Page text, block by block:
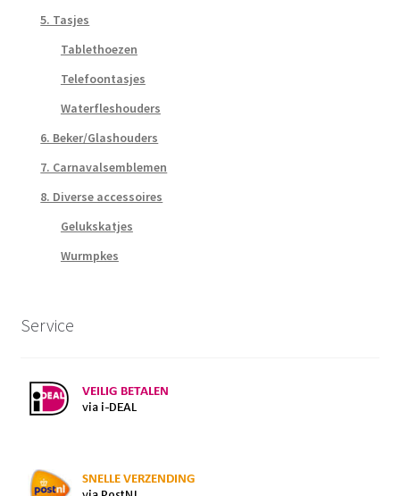
5. Tasjes
Tablethoezen
Telefoontasjes
Waterfleshouders
6. Beker/Glashouders
7. Carnavalsemblemen
8. Diverse accessoires
Gelukskatjes
Wurmpkes
Service